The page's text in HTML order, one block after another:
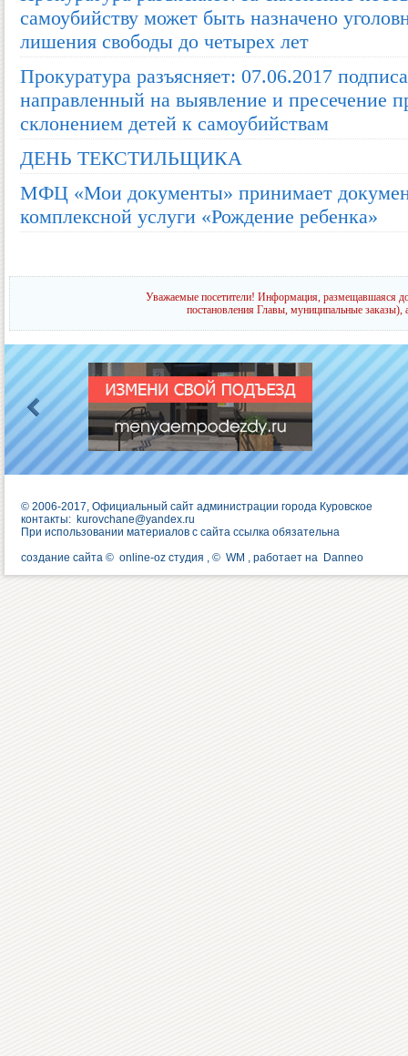
самоубийству может быть назначено
лишения свободы до четырех лет
Прокуратура разъясняет: 07.06.2017
направленный на выявление и пресечение
склонением детей к самоубийствам
ДЕНЬ ТЕКСТИЛЬЩИКА
МФЦ «Мои документы» принимает
комплексной услуги «Рождение ребенка»
Уважаемые посетители! Информация, размещавшаяся
постановления Главы, муниципальные заказы),
© 2006-2017, Официальный сайт администрации города Куровское
контакты: kurovchane@yandex.ru
При использовании материалов с сайта ссылка обязательна
создание сайта © online-oz студия , © WM , работает на Danneo